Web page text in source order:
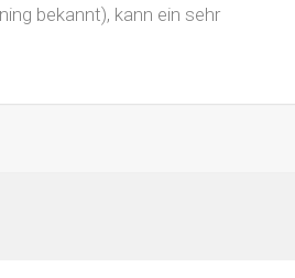
bekannt), kann ein sehr